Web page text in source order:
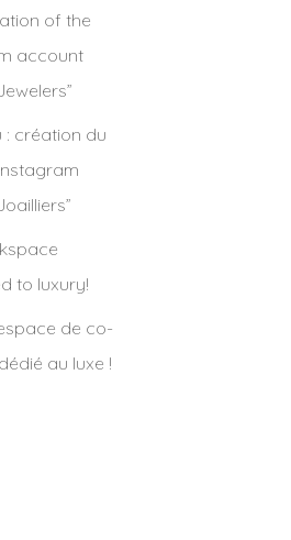
of the
account
: création du
to luxury!
de co-
au luxe !